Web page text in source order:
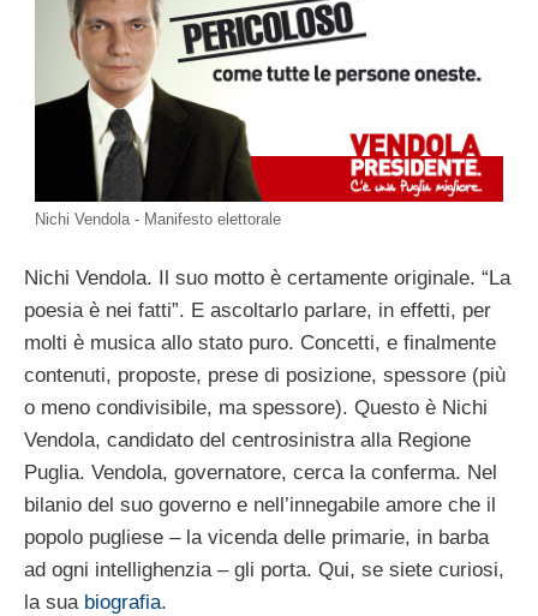
Nichi Vendola - Manifesto elettorale
Nichi Vendola. Il suo motto è certamente originale. “La
poesia è nei fatti”. E ascoltarlo parlare, in effetti, per
molti è musica allo stato puro. Concetti, e finalmente
contenuti, proposte, prese di posizione, spessore (più
o meno condivisibile, ma spessore). Questo è Nichi
Vendola, candidato del centrosinistra alla Regione
Puglia. Vendola, governatore, cerca la conferma. Nel
bilanio del suo governo e nell’innegabile amore che il
popolo pugliese – la vicenda delle primarie, in barba
ad ogni intellighenzia – gli porta. Qui, se siete curiosi,
la sua biografia.